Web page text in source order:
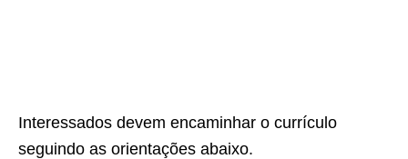
Interessados devem encaminhar o currículo
seguindo as orientações abaixo.